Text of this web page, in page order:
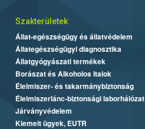
Szakterületek
Állat-egészségügy és állatvédelem
Állategészségügyi diagnosztika
Állatgyógyászati termékek
Borászat és Alkoholos Italok
Élelmiszer- és takarmánybiztonság
Élelmiszerlánc-biztonsági laborhálózat
Járványvédelem
Kiemelt ügyek, EUTR